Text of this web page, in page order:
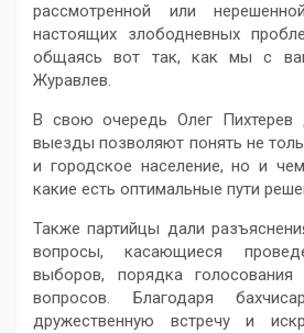
рассмотренной или
настоящих злободневных
общаясь вот так, как мы с
Журавлев.
В свою очередь Олег Пихтерев
выезды позволяют понять не
и городское население, но и
какие есть оптимальные пути
Также партийцы дали
вопросы, касающиеся
выборов, порядка
вопросов. Благодаря
дружественную встречу и